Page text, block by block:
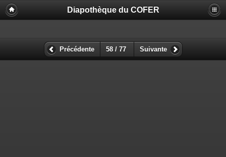
Diapothèque du COFER
Précédente 58 / 77 Suivante